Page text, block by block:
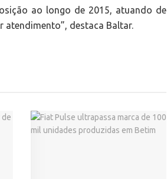
ao longo de 2015, atuando de
destaca Baltar.